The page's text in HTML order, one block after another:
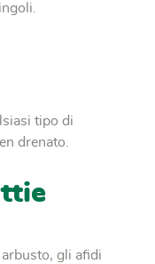
tipo di
drenato.
gli aﬁdi